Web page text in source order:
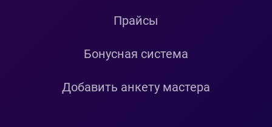
Прайсы
Бонусная система
Добавить анкету мастера